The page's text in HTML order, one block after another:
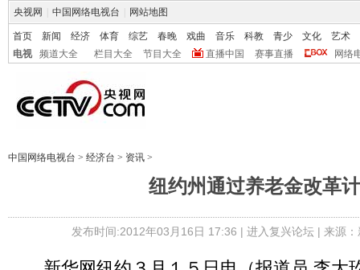
央视网 中国网络电视台 网站地图
首页 新闻 经济 体育 综艺 春晚 戏曲 音乐 科教 青少 文化
艺术
电视
频道大全 栏目大全 节目大全 直播中国 赛事直播 网络
中国网络电视台 > 经济台 > 资讯 >
纽约州通过养老金改革
发布时间:2012年03月16日 17:36 | 进入复兴论坛| 来源